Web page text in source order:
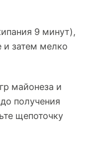
9 минут),
и затем мелко
майонеза и
получения
щепоточку